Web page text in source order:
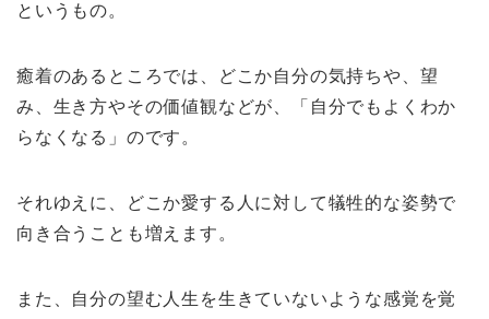
というもの。
癒着のあるところでは、どこか自分の気持ちや、望
み、生き方やその価値観などが、「自分でもよくわか
らなくなる」のです。
それゆえに、どこか愛する人に対して犠牲的な姿勢で
向き合うことも増えます。
また、自分の望む人生を生きていないような感覚を覚